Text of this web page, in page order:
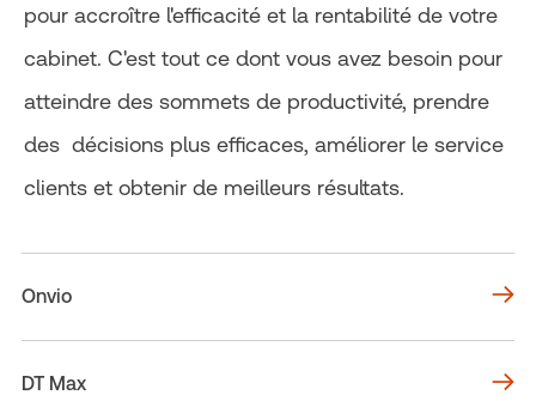
pour accroître l'efficacité et la rentabilité de votre
cabinet. C'est tout ce dont vous avez besoin pour
atteindre des sommets de productivité, prendre
des décisions plus efficaces, améliorer le service
clients et obtenir de meilleurs résultats.
Onvio
DT Max